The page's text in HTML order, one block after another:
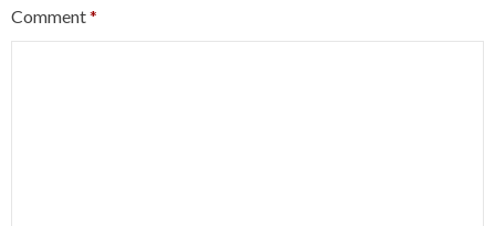
Comment*